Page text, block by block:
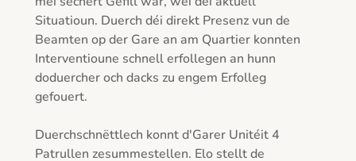
Situatioun. Duerch déi direkt Presenz vun de
Beamten op der Gare an am Quartier konnten
Interventioune schnell erfollegen an hunn
doduercher och dacks zu engem Erfolleg
gefouert.
Duerchschnëttlech konnt d'Garer Unitéit 4
Patrullen zesummestellen. Elo stellt de